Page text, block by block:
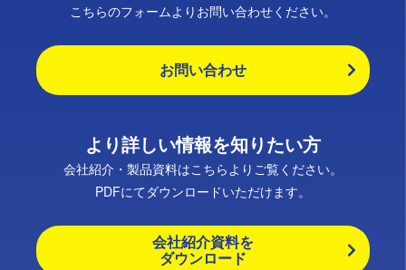
こちらのフォームよりお問い合わせください。
お問い合わせ
より詳しい情報を知りたい方
会社紹介・製品資料はこちらよりご覧ください。
PDFにてダウンロードいただけます。
会社紹介資料を
ダウンロード